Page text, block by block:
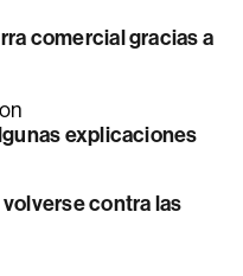
comercial gracias a
explicaciones
contra las